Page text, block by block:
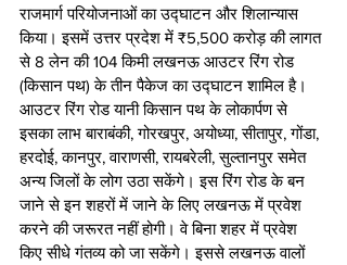
राजमार्ग परियोजनाओं का उद्घाटन और शिलान्यास
किया। इसमें उत्तर प्रदेश में ₹5,500 करोड़ की लागत
से 8 लेन की 104 किमी लखनऊ आउटर रिंग रोड
(किसान पथ) के तीन पैकेज का उद्घाटन शामिल है।
आउटर रिंग रोड यानी किसान पथ के लोकार्पण से
इसका लाभ बाराबंकी, गोरखपुर, अयोध्या, सीतापुर, गोंडा,
हरदोई, कानपुर, वाराणसी, रायबरेली, सुल्तानपुर समेत
अन्य जिलों के लोग उठा सकेंगे। इस रिंग रोड के बन
जाने से इन शहरों में जाने के लिए लखनऊ में प्रवेश
करने की जरूरत नहीं होगी। वे बिना शहर में प्रवेश
किए सीधे गंतव्य को जा सकेंगे। इससे लखनऊ वालों